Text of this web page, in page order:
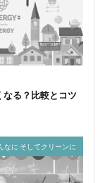
る？比較とコツ
なに そしてクリーンに